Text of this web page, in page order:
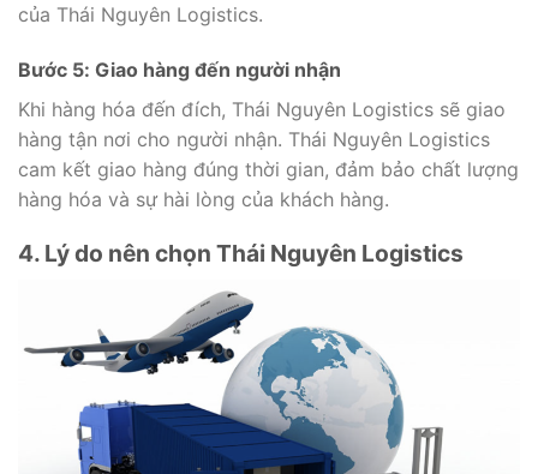
của Thái Nguyên Logistics.
Bước 5: Giao hàng đến người nhận
Khi hàng hóa đến đích, Thái Nguyên Logistics sẽ giao
hàng tận nơi cho người nhận. Thái Nguyên Logistics
cam kết giao hàng đúng thời gian, đảm bảo chất lượng
hàng hóa và sự hài lòng của khách hàng.
4. Lý do nên chọn Thái Nguyên Logistics